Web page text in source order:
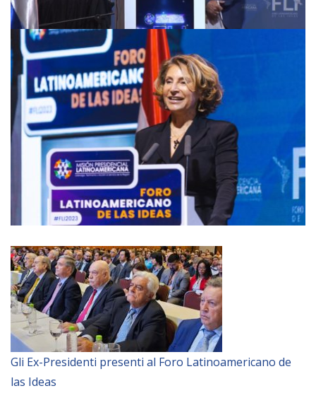
Gli Ex-Presidenti presenti al Foro Latinoamericano de
las Ideas